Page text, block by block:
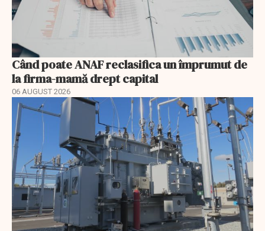
Când poate ANAF reclasifica un împrumut de
la firma-mamă drept capital
06 AUGUST 2026